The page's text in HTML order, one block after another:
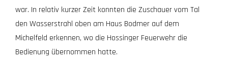
war. In relativ kurzer Zeit konnten die Zuschauer vom Tal
den Wasserstrahl oben am Haus Bodmer auf dem
Michelfeld erkennen, wo die Hossinger Feuerwehr die
Bedienung übernommen hatte.